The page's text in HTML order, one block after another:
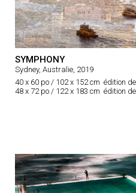
SYMPHONY
Sydney, Australie, 2019
40 x 60 po / 102 x 152 cm édition
48 x 72 po / 122 x 183 cm édition de